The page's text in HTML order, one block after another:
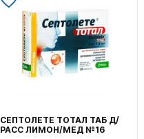
СЕПТОЛЕТЕ ТОТАЛ ТАБ Д/
РАСС ЛИМОН/МЕД №16